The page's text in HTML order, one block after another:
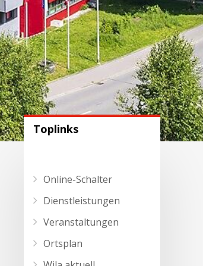
Toplinks
Online-Schalter
Dienstleistungen
Veranstaltungen
Ortsplan